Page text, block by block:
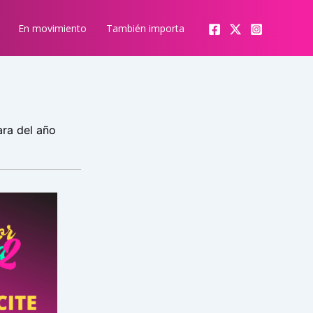
En movimiento También importa
del año